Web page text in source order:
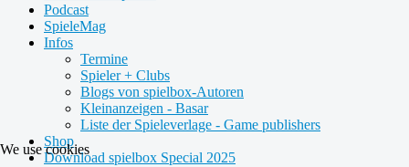
Podcast
SpieleMag
Infos
Termine
Spieler + Clubs
Blogs von spielbox-Autoren
Kleinanzeigen - Basar
Liste der Spieleverlage - Game publishers
Shop
Download spielbox Special 2025
We use cookies